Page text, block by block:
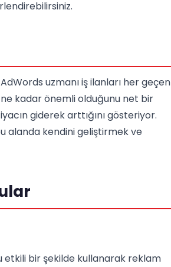
uzmanı iş ilanları her geçen
kadar önemli olduğunu net bir
giderek arttığını gösteriyor.
alanda kendini geliştirmek ve
etkili bir şekilde kullanarak reklam